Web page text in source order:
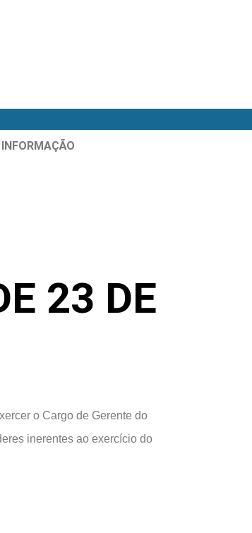
23 DE
o Cargo de Gerente do
inerentes ao exercício do